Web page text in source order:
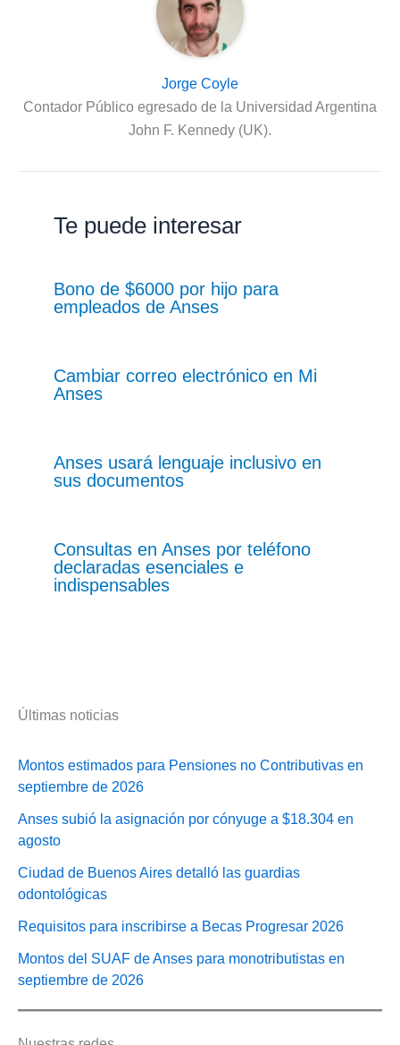
Jorge Coyle
Contador Público egresado de la Universidad Argentina
John F. Kennedy (UK).
Te puede interesar
Bono de $6000 por hijo para
empleados de Anses
Cambiar correo electrónico en Mi
Anses
Anses usará lenguaje inclusivo en
sus documentos
Consultas en Anses por teléfono
declaradas esenciales e
indispensables
Últimas noticias
Montos estimados para Pensiones no Contributivas en
septiembre de 2026
Anses subió la asignación por cónyuge a $18.304 en
agosto
Ciudad de Buenos Aires detalló las guardias
odontológicas
Requisitos para inscribirse a Becas Progresar 2026
Montos del SUAF de Anses para monotributistas en
septiembre de 2026